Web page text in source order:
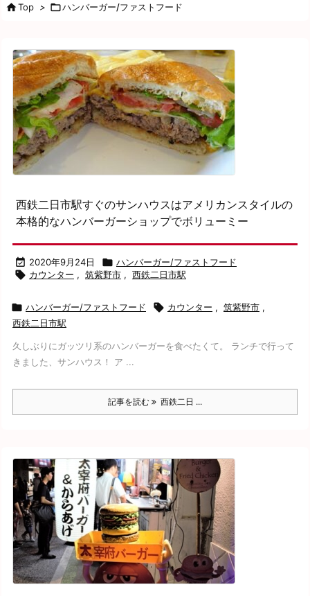
Top > ハンバーガー/ファストフード
西鉄二日市駅すぐのサンハウスはアメリカンスタイルの
本格的なハンバーガーショップでボリューミー
 2020年9月24日  ハンバーガー/ファストフード
 カウンター , 筑紫野市 , 西鉄二日市駅
 ハンバーガー/ファストフード  カウンター , 筑紫野市 ,
西鉄二日市駅
久しぶりにガッツリ系のハンバーガーを食べたくて。 ランチで行って
きました、サンハウス！ ア ...
記事を読む 西鉄二日 ...